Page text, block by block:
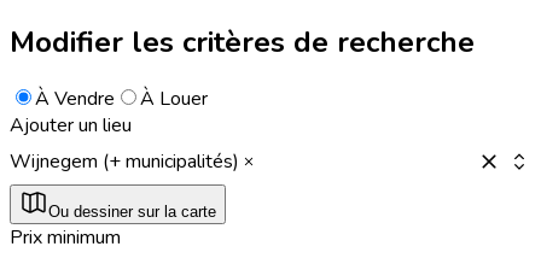
Modifier les critères de recherche
À Vendre
À Louer
Ajouter un lieu
Wijnegem (+ municipalités)
Ou dessiner sur la carte
Prix minimum